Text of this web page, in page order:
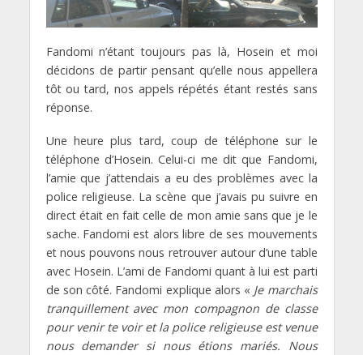
Fandomi n’étant toujours pas là, Hosein et moi
décidons de partir pensant qu’elle nous appellera
tôt ou tard, nos appels répétés étant restés sans
réponse.
Une heure plus tard, coup de téléphone sur le
téléphone d’Hosein. Celui-ci me dit que Fandomi,
l’amie que j’attendais a eu des problèmes avec la
police religieuse. La scène que j’avais pu suivre en
direct était en fait celle de mon amie sans que je le
sache. Fandomi est alors libre de ses mouvements
et nous pouvons nous retrouver autour d’une table
avec Hosein. L’ami de Fandomi quant à lui est parti
de son côté. Fandomi explique alors « Je marchais
tranquillement avec mon compagnon de classe
pour venir te voir et la police religieuse est venue
nous demander si nous étions mariés. Nous